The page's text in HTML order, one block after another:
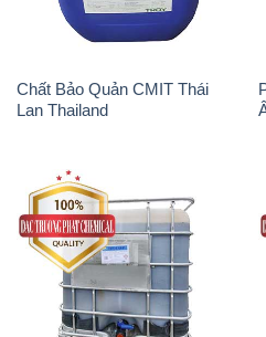
Chất tạo bọt Las P Tico Tank
IBC Bồn Việt Nam